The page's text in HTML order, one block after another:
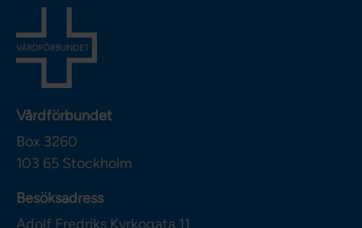
Vårdförbundet
Box 3260
103 65 Stockholm
Besöksadress
Adolf Fredriks Kyrkogata 11